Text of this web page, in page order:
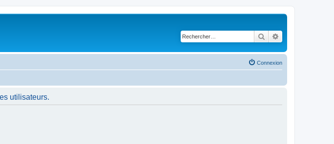
Rechercher
Connexion
utilisateurs.